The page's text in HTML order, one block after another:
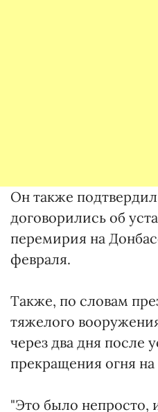
Он также
договорились об
перемирия на
февраля.
Также, по словам
тяжелого
через два дня после
прекращения огня
"Это было непросто,